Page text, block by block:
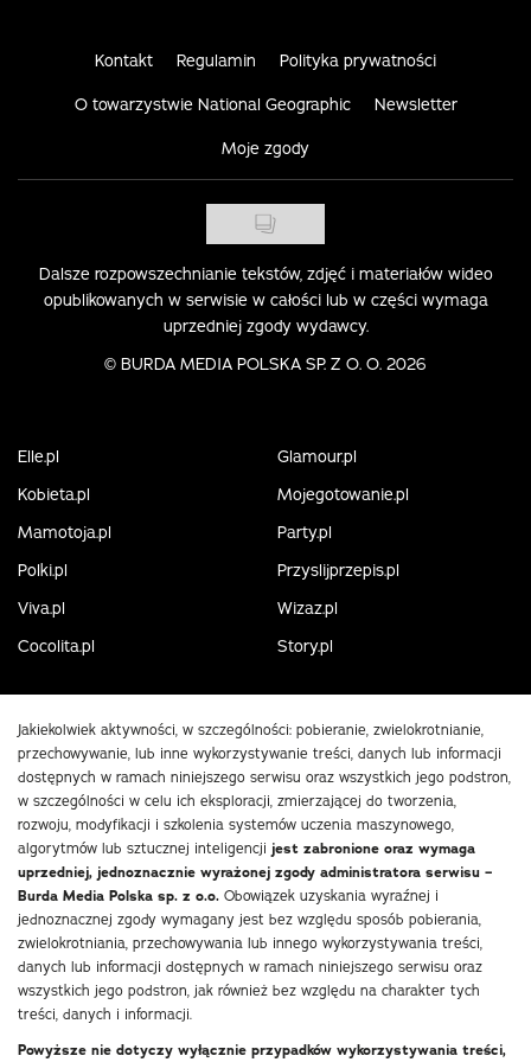
Kontakt Regulamin Polityka prywatności
O towarzystwie National Geographic Newsletter
Moje zgody
Dalsze rozpowszechnianie tekstów, zdjęć i materiałów wideo
opublikowanych w serwisie w całości lub w części wymaga
uprzedniej zgody wydawcy.
© BURDA MEDIA POLSKA SP. Z O. O. 2026
Elle.pl
Glamour.pl
Kobieta.pl
Mojegotowanie.pl
Mamotoja.pl
Party.pl
Polki.pl
Przyslijprzepis.pl
Viva.pl
Wizaz.pl
Cocolita.pl
Story.pl
Jakiekolwiek aktywności, w szczególności: pobieranie, zwielokrotnianie,
przechowywanie, lub inne wykorzystywanie treści, danych lub informacji
dostępnych w ramach niniejszego serwisu oraz wszystkich jego podstron,
w szczególności w celu ich eksploracji, zmierzającej do tworzenia,
rozwoju, modyfikacji i szkolenia systemów uczenia maszynowego,
algorytmów lub sztucznej inteligencji jest zabronione oraz wymaga
uprzedniej, jednoznacznie wyrażonej zgody administratora serwisu –
Burda Media Polska sp. z o.o. Obowiązek uzyskania wyraźnej i
jednoznacznej zgody wymagany jest bez względu sposób pobierania,
zwielokrotniania, przechowywania lub innego wykorzystywania treści,
danych lub informacji dostępnych w ramach niniejszego serwisu oraz
wszystkich jego podstron, jak również bez względu na charakter tych
treści, danych i informacji.
Powyższe nie dotyczy wyłącznie przypadków wykorzystywania treści,